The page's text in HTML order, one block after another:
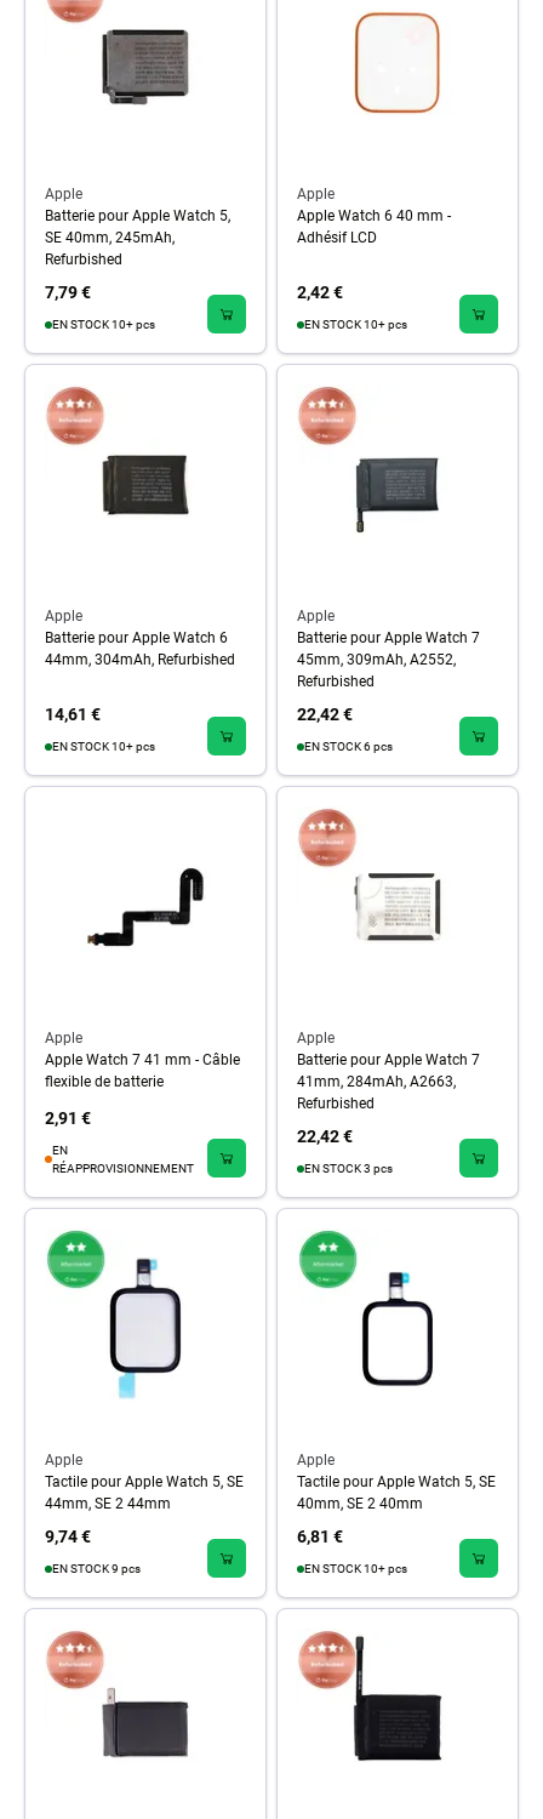
Apple
Batterie pour Apple Watch 5,
SE 40mm, 245mAh,
Refurbished
7,79 €
EN STOCK 10+ pcs
Apple
Apple Watch 6 40 mm -
Adhésif LCD
2,42 €
EN STOCK 10+ pcs
Apple
Batterie pour Apple Watch 6
44mm, 304mAh, Refurbished
14,61 €
EN STOCK 10+ pcs
Apple
Batterie pour Apple Watch 7
45mm, 309mAh, A2552,
Refurbished
22,42 €
EN STOCK 6 pcs
Apple
Apple Watch 7 41 mm - Câble
flexible de batterie
2,91 €
EN
RÉAPPROVISIONNEMENT
Apple
Batterie pour Apple Watch 7
41mm, 284mAh, A2663,
Refurbished
22,42 €
EN STOCK 3 pcs
Apple
Tactile pour Apple Watch 5, SE
44mm, SE 2 44mm
9,74 €
EN STOCK 9 pcs
Apple
Tactile pour Apple Watch 5, SE
40mm, SE 2 40mm
6,81 €
EN STOCK 10+ pcs